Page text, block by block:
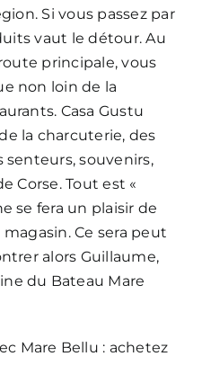
Si vous passez par
vaut le détour. Au
principale, vous
non loin de la
Casa Gustu
la charcuterie, des
senteurs, souvenirs,
Corse. Tout est «
se fera un plaisir de
Ce sera peut
alors Guillaume,
du Bateau Mare
Mare Bellu : achetez